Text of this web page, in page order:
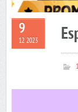
9
12 2023